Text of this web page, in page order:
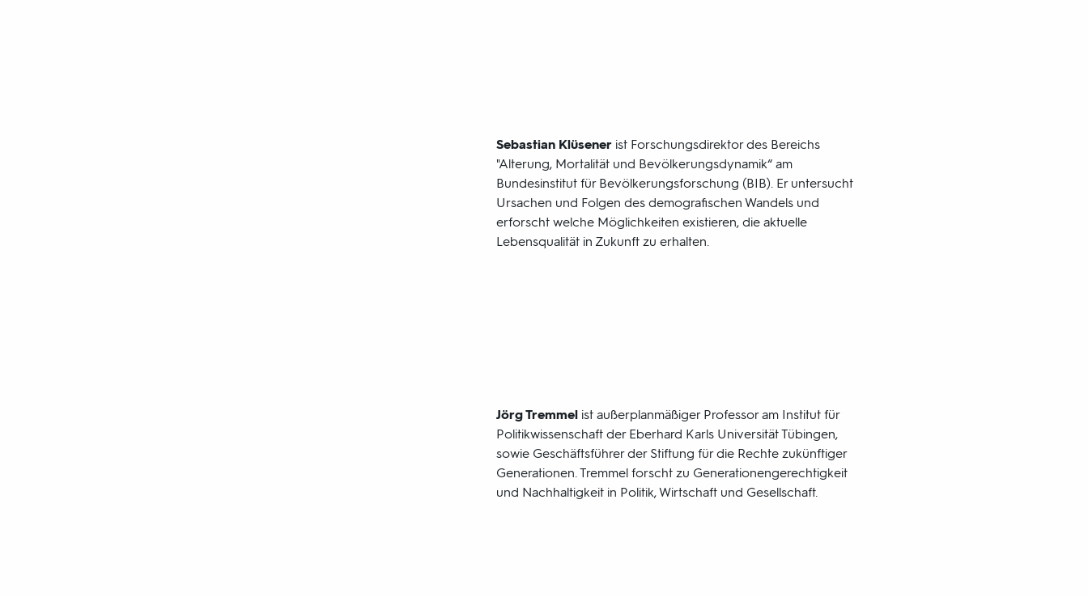
Sebastian Klüsenerist Forschungsdirektor des Bereichs
"Alterung, Mortalität und Bevölkerungsdynamik“ am
Bundesinstitut für Bevölkerungsforschung (BIB). Er untersucht
Ursachen und Folgen des demografischen Wandels und
erforscht welche Möglichkeiten existieren, die aktuelle
Lebensqualität in Zukunft zu erhalten.
Jörg Tremmelist außerplanmäßiger Professor am Institut für
Politikwissenschaft der Eberhard Karls Universität Tübingen,
sowie Geschäftsführer der Stiftung für die Rechte zukünftiger
Generationen. Tremmel forscht zu Generationengerechtigkeit
und Nachhaltigkeit in Politik, Wirtschaft und Gesellschaft.